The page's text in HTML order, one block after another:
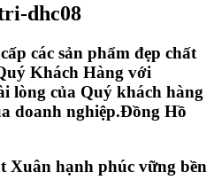
dhc08
các sản phẩm đẹp chất
Khách Hàng với
lòng của Quý khách hàng
doanh nghiệp.Đồng Hồ
Xuân hạnh phúc vững bền